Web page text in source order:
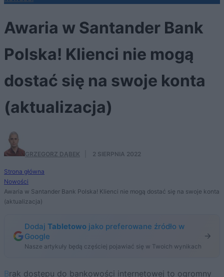
Awaria w Santander Bank
Polska! Klienci nie mogą
dostać się na swoje konta
(aktualizacja)
GRZEGORZ DĄBEK 2 SIERPNIA 2022
Strona główna
Nowości
Awaria w Santander Bank Polska! Klienci nie mogą dostać się na swoje konta
(aktualizacja)
Dodaj Tabletowo jako preferowane źródło w
Google
Nasze artykuły będą częściej pojawiać się w Twoich wynikach
Brak dostępu do bankowości internetowej to ogromny